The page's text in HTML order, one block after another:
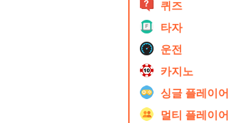
퀴즈
타자
운전
카지노
싱글 플레이어
멀티 플레이어